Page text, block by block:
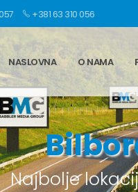
+381 63 310 056
NASLOVNA O NAMA
Najbolje